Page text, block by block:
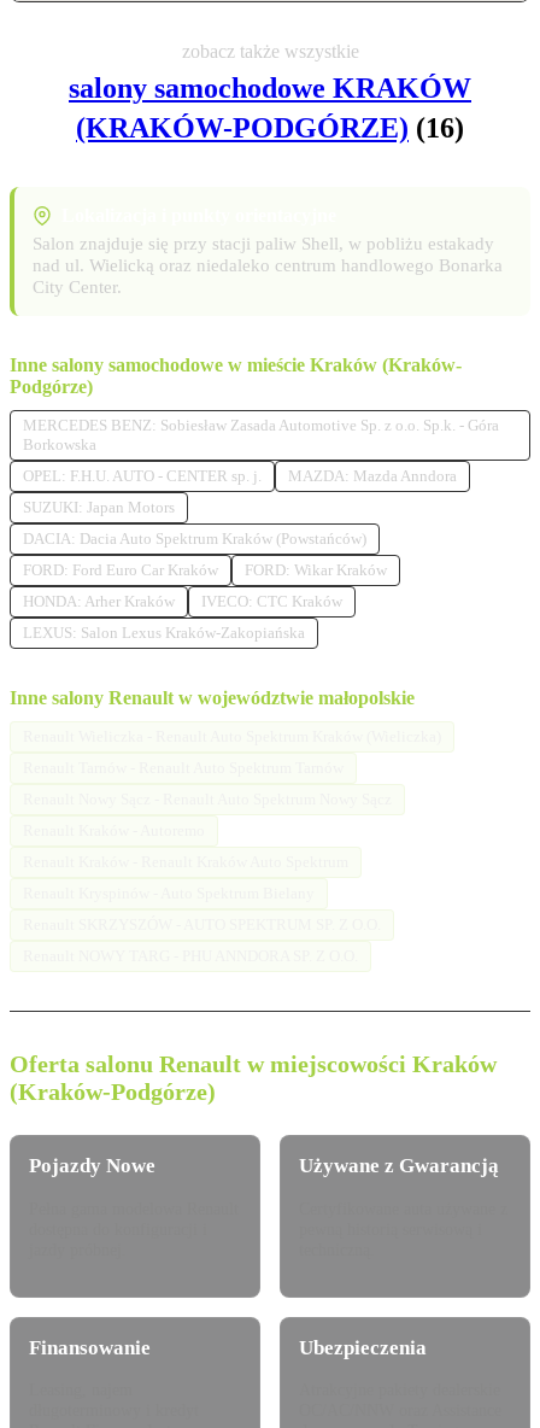
zobacz także wszystkie
salony samochodowe KRAKÓW
(KRAKÓW-PODGÓRZE) (16)
Salon znajduje się przy stacji paliw Shell, w pobliżu estakady
nad ul. Wielicką oraz niedaleko centrum handlowego Bonarka
City Center.
Inne salony samochodowe w mieście Kraków (Kraków-
Podgórze)
MERCEDES BENZ: Sobiesław Zasada Automotive Sp. z o.o. Sp.k. - Góra
Borkowska
OPEL: F.H.U. AUTO - CENTER sp. j.
MAZDA: Mazda Anndora
SUZUKI: Japan Motors
DACIA: Dacia Auto Spektrum Kraków (Powstańców)
FORD: Ford Euro Car Kraków
FORD: Wikar Kraków
HONDA: Arher Kraków
IVECO: CTC Kraków
LEXUS: Salon Lexus Kraków-Zakopiańska
Inne salony Renault w województwie małopolskie
Oferta salonu Renault w miejscowości Kraków
(Kraków-Podgórze)
Pojazdy Nowe Używane z Gwarancją
Finansowanie Ubezpieczenia